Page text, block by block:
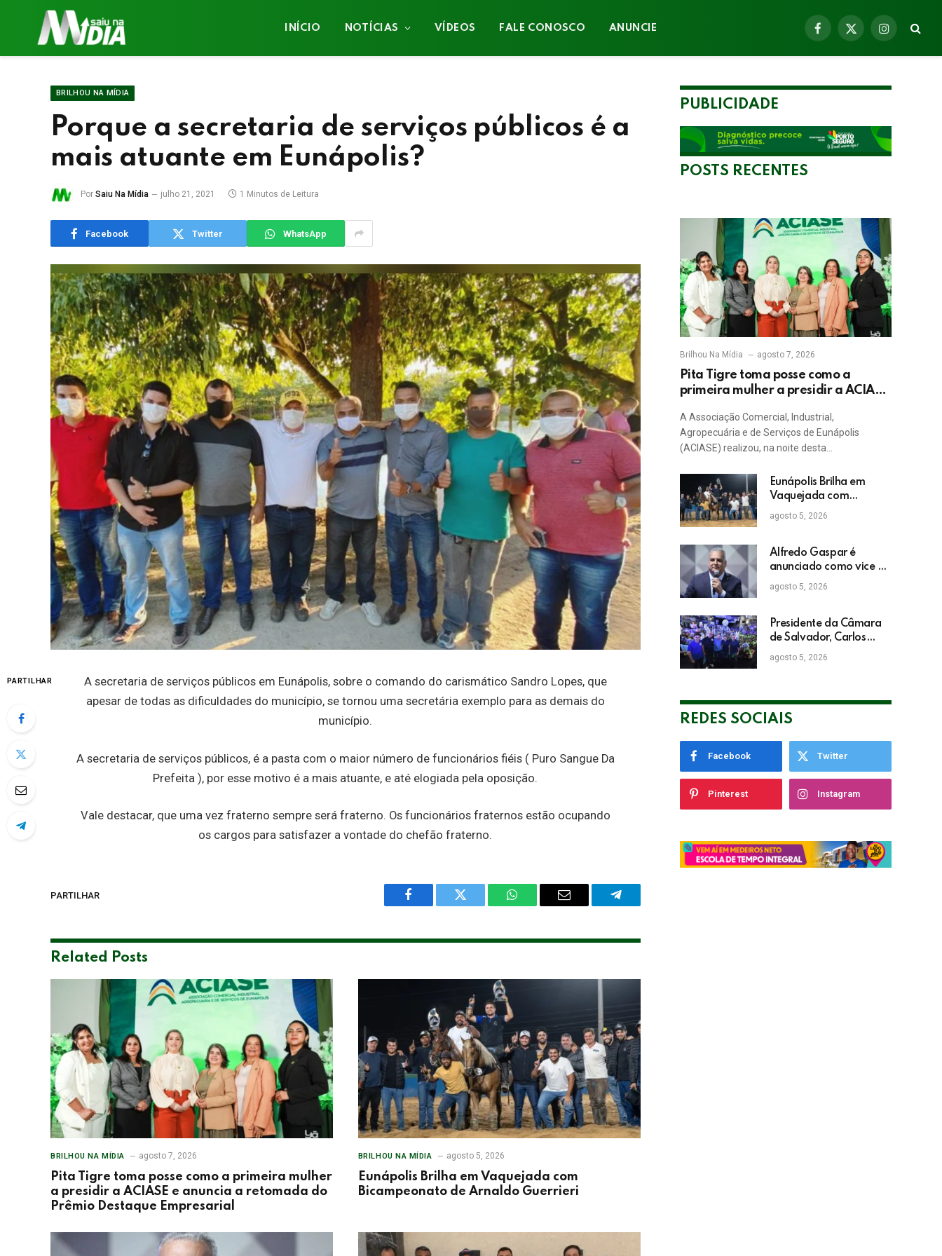
INÍCIO NOTÍCIAS VÍDEOS FALE CONOSCO ANUNCIE
Facebook
X
Instagram
BRILHOU NA MÍDIA
Porque a secretaria de serviços públicos é a
mais atuante em Eunápolis?
Por Saiu Na Mídia julho 21, 2021 1 Minutos de Leitura
Facebook Twitter WhatsApp
PARTILHAR
A secretaria de serviços públicos em Eunápolis, sobre o comando do carismático Sandro Lopes, que
apesar de todas as dificuldades do município, se tornou uma secretária exemplo para as demais do
município.
A secretaria de serviços públicos, é a pasta com o maior número de funcionários fiéis ( Puro Sangue Da
Prefeita ), por esse motivo é a mais atuante, e até elogiada pela oposição.
Vale destacar, que uma vez fraterno sempre será fraterno. Os funcionários fraternos estão ocupando
os cargos para satisfazer a vontade do chefão fraterno.
PARTILHAR
Facebook Twitter WhatsAppEmail Telegram
Related Posts
BRILHOU NA MÍDIA agosto 7, 2026
Pita Tigre toma posse como a primeira mulher
a presidir a ACIASE e anuncia a retomada do
Prêmio Destaque Empresarial
BRILHOU NA MÍDIA agosto 5, 2026
Eunápolis Brilha em Vaquejada com
Bicampeonato de Arnaldo Guerrieri
PUBLICIDADE
POSTS RECENTES
Brilhou Na Mídia agosto 7, 2026
Pita Tigre toma posse como a
primeira mulher a presidir a ACIASE
Destaque Empresarial
A Associação Comercial, Industrial,
Agropecuária e de Serviços de Eunápolis
(ACIASE) realizou, na noite desta…
Eunápolis Brilha em
Vaquejada com
Bicampeonato de
Arnaldo Guerrieri
agosto 5, 2026
Alfredo Gaspar é
anunciado como vice de
Flávio Bolsonaro
agosto 5, 2026
Presidente da Câmara
de Salvador, Carlos
Muniz confirma apoio a
ACM Neto: “Irei lutar
agosto 5, 2026
REDES SOCIAIS
Facebook Twitter
Pinterest Instagram